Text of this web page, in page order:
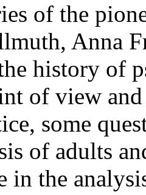
of the
Anna
history of
of view
some
of adults
in the